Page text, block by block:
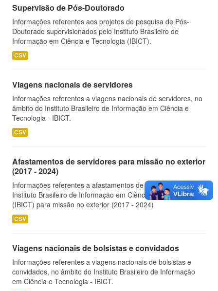
Supervisão de Pós-Doutorado
Informações referentes aos projetos de pesquisa de Pós-
Doutorado supervisionados pelo Instituto Brasileiro de
Informação em Ciência e Tecnologia (IBICT).
CSV
Viagens nacionais de servidores
Informações referentes a viagens nacionais de servidores, no
âmbito do Instituto Brasileiro de Informação em Ciência e
Tecnologia - IBICT.
CSV
Afastamentos de servidores para missão no exterior
(2017 - 2024)
Informações referentes a afastamentos de servidores do
Instituto Brasileiro de Informação em Ciência e Tecnologia
(IBICT) para missão no exterior (2017 - 2024)
CSV
Viagens nacionais de bolsistas e convidados
Informações referentes a viagens nacionais de bolsistas e
convidados, no âmbito do Instituto Brasileiro de Informação
em Ciência e Tecnologia - IBICT.